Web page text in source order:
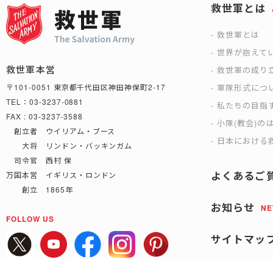
救世軍本営
〒101-0051 東京都千代田区神田神保町2-17
TEL：03-3237-0881
FAX : 03-3237-3588
創立者 ウイリアム・ブース
大将 リンドン・バッキンガム
司令官 西村 保
万国本営 イギリス・ロンドン
創立 1865年
FOLLOW US
救世軍とは
救世軍とは
世界が抱えて
救世軍の成り
軍隊形式につ
私たちの目指
小隊(教会)の
日本における
よくあるご
お知らせ
サイトマッ